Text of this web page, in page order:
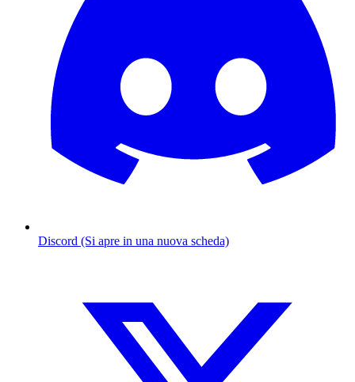
Discord (Si apre in una nuova scheda)